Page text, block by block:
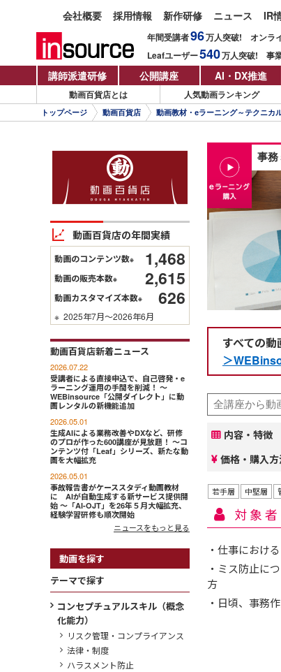
会社概要 採用情報 新作研修 ニュース IR
年間受講者96万人突破! オンラ
Leafユーザー540万人突破! 事
講師派遣研修
公開講座 AI・DX推進
動画百貨店とは 人気動画ランキング
トップページ 動画百貨店 動画教材・eラーニング～テクニカ
事務
すべての
＞
内容・特徴
価格・購入
若手層 中堅層
対象者
・仕事におけ
・ミス防止に
方
・日頃、事務
動画百貨店の年間実績
動画のコンテンツ数※ 1,468
動画の販売本数※ 2,615
動画カスタマイズ本数※ 626
※ 2025年7月～2026年6月
動画百貨店新着ニュース
2026.07.22
受講者による直接申込で、自己啓発・e
ラーニング運用の手間を削減！ ～
WEBinsource「公開ダイレクト」に動
画レンタルの新機能追加
2026.05.01
生成AIによる業務改善やDXなど、研修
のプロが作った600講座が見放題！ ～コ
ンテンツ付「Leaf」シリーズ、新たな動
画を大幅拡充
2026.05.01
事故報告書がケーススタディ動画教材
に AIが自動生成する新サービス提供開
始 ～「AI-OJT」を26年５月大幅拡充、
経験学習研修も順次開始
ニュースをもっと見る
動画を探す
テーマで探す
コンセプチュアルスキル（概念
化能力）
リスク管理・コンプライアンス
法律・制度
ハラスメント防止